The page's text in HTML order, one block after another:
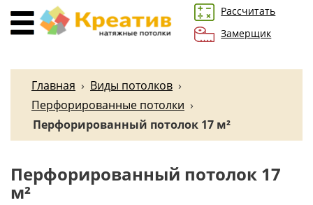
Рассчитать
Замерщик
Главная › Виды потолков ›
Перфорированные потолки ›
Перфорированный потолок 17 м²
Перфорированный потолок 17
м²